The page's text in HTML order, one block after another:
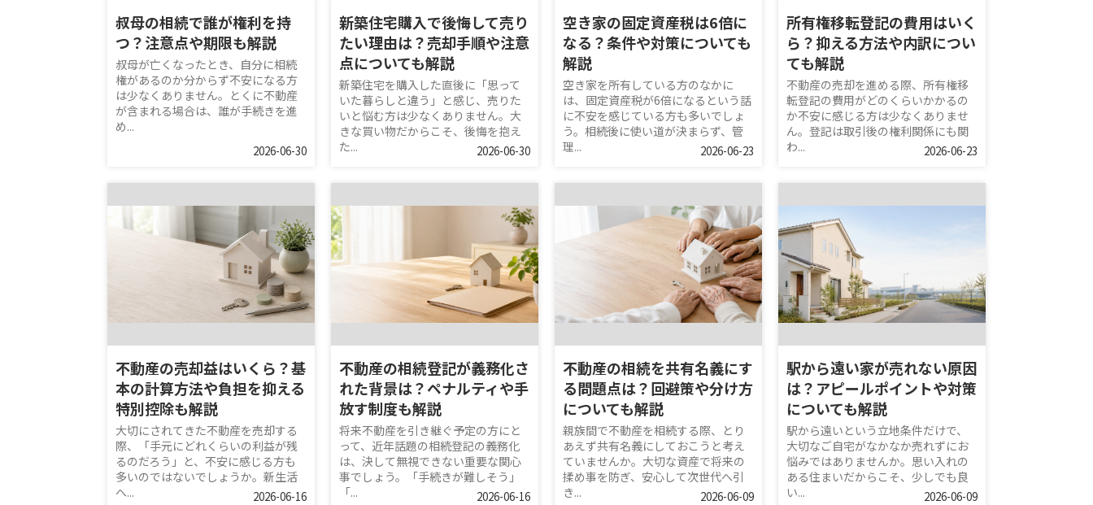
叔母の相続で誰が権利を持
つ？注意点や期限も解説
叔母が亡くなったとき、自分に相続
権があるのか分からず不安になる方
は少なくありません。とくに不動産
が含まれる場合は、誰が手続きを進
め...
2026-06-30
新築住宅購入で後悔して売り
たい理由は？売却手順や注意
点についても解説
新築住宅を購入した直後に「思って
いた暮らしと違う」と感じ、売りた
いと悩む方は少なくありません。大
きな買い物だからこそ、後悔を抱え
た...
2026-06-30
空き家の固定資産税は6倍に
なる？条件や対策についても
解説
空き家を所有している方のなかに
は、固定資産税が6倍になるという話
に不安を感じている方も多いでしょ
う。相続後に使い道が決まらず、管
理...
2026-06-23
所有権移転登記の費用はいく
ら？抑える方法や内訳につい
ても解説
不動産の売却を進める際、所有権移
転登記の費用がどのくらいかかるの
か不安に感じる方は少なくありませ
ん。登記は取引後の権利関係にも関
わ...
2026-06-23
不動産の売却益はいくら？基
本の計算方法や負担を抑える
特別控除も解説
大切にされてきた不動産を売却する
際、「手元にどれくらいの利益が残
るのだろう」と、不安に感じる方も
多いのではないでしょうか。新生活
へ...
2026-06-16
不動産の相続登記が義務化さ
れた背景は？ペナルティや手
放す制度も解説
将来不動産を引き継ぐ予定の方にと
って、近年話題の相続登記の義務化
は、決して無視できない重要な関心
事でしょう。「手続きが難しそう」
「...
2026-06-16
不動産の相続を共有名義にす
る問題点は？回避策や分け方
についても解説
親族間で不動産を相続する際、とり
あえず共有名義にしておこうと考え
ていませんか。大切な資産で将来の
揉め事を防ぎ、安心して次世代へ引
き...
2026-06-09
駅から遠い家が売れない原因
は？アピールポイントや対策
についても解説
駅から遠いという立地条件だけで、
大切なご自宅がなかなか売れずにお
悩みではありませんか。思い入れの
ある住まいだからこそ、少しでも良
い...
2026-06-09